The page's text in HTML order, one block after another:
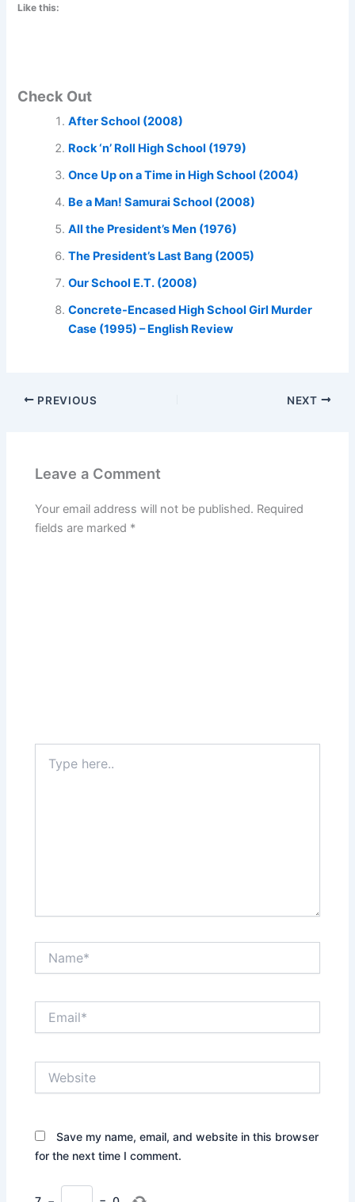
Like this:
Check Out
After School (2008)
Rock ‘n’ Roll High School (1979)
Once Up on a Time in High School (2004)
Be a Man! Samurai School (2008)
All the President’s Men (1976)
The President’s Last Bang (2005)
Our School E.T. (2008)
Concrete-Encased High School Girl Murder
Case (1995) – English Review
PREVIOUS NEXT
Leave a Comment
Your email address will not be published. Required
fields are marked *
here..
Save my name, email, and website in this browser
for the next time I comment.